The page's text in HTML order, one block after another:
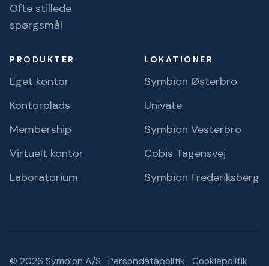
Ofte stillede
spørgsmål
PRODUKTER
Eget kontor
Kontorplads
Membership
Virtuelt kontor
Laboratorium
LOKATIONER
Symbion Østerbro
Univate
Symbion Vesterbro
Cobis Tagensvej
Symbion Frederiksberg
© 2026 Symbion A/S Persondatapolitik Cookiepolitik